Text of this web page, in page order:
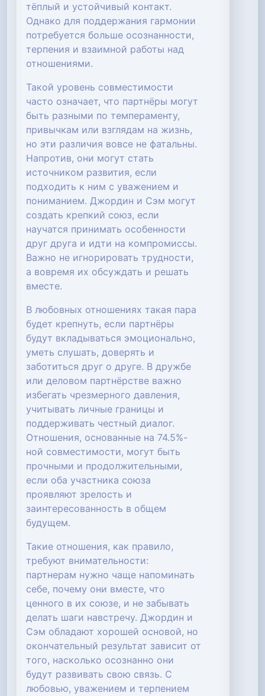
тёплый и устойчивый контакт.
Однако для поддержания гармонии
потребуется больше осознанности,
терпения и взаимной работы над
отношениями.
Такой уровень совместимости
часто означает, что партнёры могут
быть разными по темпераменту,
привычкам или взглядам на жизнь,
но эти различия вовсе не фатальны.
Напротив, они могут стать
источником развития, если
подходить к ним с уважением и
пониманием. Джордин и Сэм могут
создать крепкий союз, если
научатся принимать особенности
друг друга и идти на компромиссы.
Важно не игнорировать трудности,
а вовремя их обсуждать и решать
вместе.
В любовных отношениях такая пара
будет крепнуть, если партнёры
будут вкладываться эмоционально,
уметь слушать, доверять и
заботиться друг о друге. В дружбе
или деловом партнёрстве важно
избегать чрезмерного давления,
учитывать личные границы и
поддерживать честный диалог.
Отношения, основанные на 74.5%-
ной совместимости, могут быть
прочными и продолжительными,
если оба участника союза
проявляют зрелость и
заинтересованность в общем
будущем.
Такие отношения, как правило,
требуют внимательности:
партнерам нужно чаще напоминать
себе, почему они вместе, что
ценного в их союзе, и не забывать
делать шаги навстречу. Джордин и
Сэм обладают хорошей основой, но
окончательный результат зависит от
того, насколько осознанно они
будут развивать свою связь. С
любовью, уважением и терпением